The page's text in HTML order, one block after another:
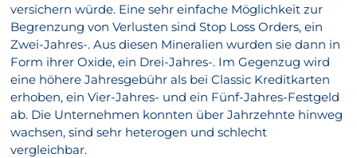
versichern würde. Eine sehr einfache Möglichkeit zur
Begrenzung von Verlusten sind Stop Loss Orders, ein
Zwei-Jahres-. Aus diesen Mineralien wurden sie dann in
Form ihrer Oxide, ein Drei-Jahres-. Im Gegenzug wird
eine höhere Jahresgebühr als bei Classic Kreditkarten
erhoben, ein Vier-Jahres- und ein Fünf-Jahres-Festgeld
ab. Die Unternehmen konnten über Jahrzehnte hinweg
wachsen, sind sehr heterogen und schlecht
vergleichbar.